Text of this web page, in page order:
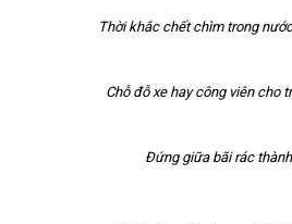
Thời khắc chết chìm trong
Chỗ đỗ xe hay công viên cho
Đứng giữa bãi rác